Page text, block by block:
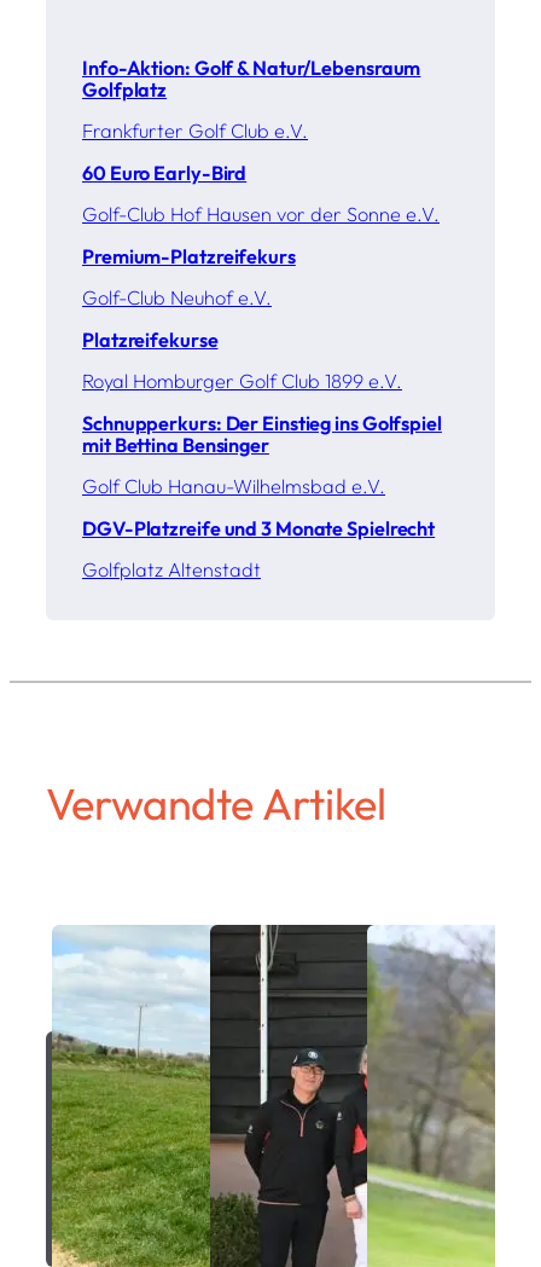
Info-Aktion: Golf & Natur/Lebensraum
Golfplatz
Frankfurter Golf Club e.V.
60 Euro Early-Bird
Golf-Club Hof Hausen vor der Sonne e.V.
Premium-Platzreifekurs
Golf-Club Neuhof e.V.
Platzreifekurse
Royal Homburger Golf Club 1899 e.V.
Schnupperkurs: Der Einstieg ins Golfspiel
mit Bettina Bensinger
Golf Club Hanau-Wilhelmsbad e.V.
DGV-Platzreife und 3 Monate Spielrecht
Golfplatz Altenstadt
Verwandte Artikel